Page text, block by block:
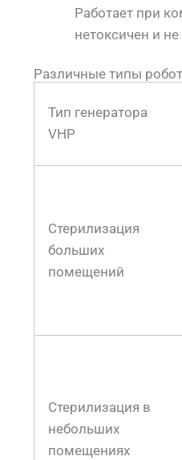
Работает при
нетоксичен и
Различные типы
Тип генератора
VHP
Стерилизация
больших
помещений
Стерилизация в
небольших
помещениях